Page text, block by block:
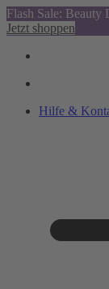
Flash Sale: Beauty
Jetzt shoppen
Hilfe &